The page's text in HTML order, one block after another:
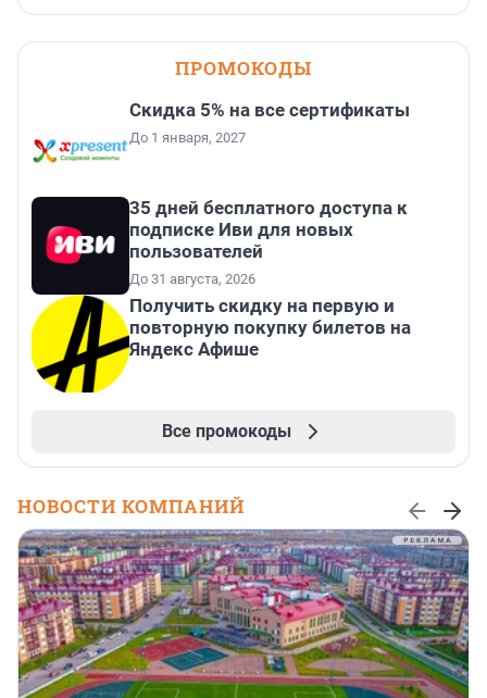
ПРОМОКОДЫ
Скидка 5% на все сертификаты
До 1 января, 2027
35 дней бесплатного доступа к
подписке Иви для новых
пользователей
До 31 августа, 2026
Получить скидку на первую и
повторную покупку билетов на
Яндекс Афише
Все промокоды
НОВОСТИ КОМПАНИЙ